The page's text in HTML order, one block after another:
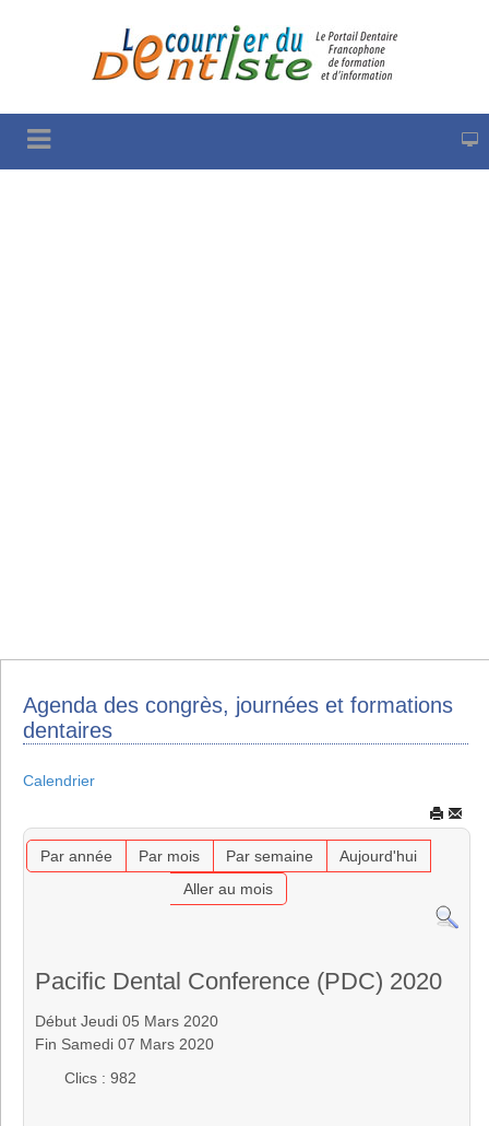
Agenda des congrès, journées et formations
dentaires
Calendrier
Par année Par mois Par semaine
Aujourd'hui
Aller au mois
Pacific Dental Conference (PDC) 2020
Début Jeudi 05 Mars 2020
Fin Samedi 07 Mars 2020
Clics : 982